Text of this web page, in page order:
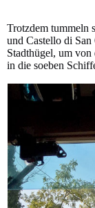
Trotzdem tummeln
und Castello di
Stadthügel, um
in die soeben